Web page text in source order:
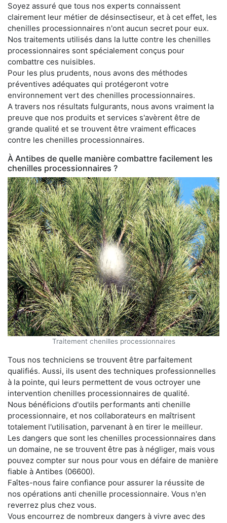
Soyez assuré que tous nos experts connaissent
clairement leur métier de désinsectiseur, et à cet effet, les
chenilles processionnaires n'ont aucun secret pour eux.
Nos traitements utilisés dans la lutte contre les chenilles
processionnaires sont spécialement conçus pour
combattre ces nuisibles.
Pour les plus prudents, nous avons des méthodes
préventives adéquates qui protégeront votre
environnement vert des chenilles processionnaires.
A travers nos résultats fulgurants, nous avons vraiment la
preuve que nos produits et services s'avèrent être de
grande qualité et se trouvent être vraiment efficaces
contre les chenilles processionnaires.
À Antibes de quelle manière combattre facilement les
chenilles processionnaires ?
Traitement chenilles processionnaires
Tous nos techniciens se trouvent être parfaitement
qualifiés. Aussi, ils usent des techniques professionnelles
à la pointe, qui leurs permettent de vous octroyer une
intervention chenilles processionnaires de qualité.
Nous bénéficions d'outils performants anti chenille
processionnaire, et nos collaborateurs en maîtrisent
totalement l'utilisation, parvenant à en tirer le meilleur.
Les dangers que sont les chenilles processionnaires dans
un domaine, ne se trouvent être pas à négliger, mais vous
pouvez compter sur nous pour vous en défaire de manière
fiable à Antibes (06600).
Faîtes-nous faire confiance pour assurer la réussite de
nos opérations anti chenille processionnaire. Vous n'en
reverrez plus chez vous.
Vous encourrez de nombreux dangers à vivre avec des